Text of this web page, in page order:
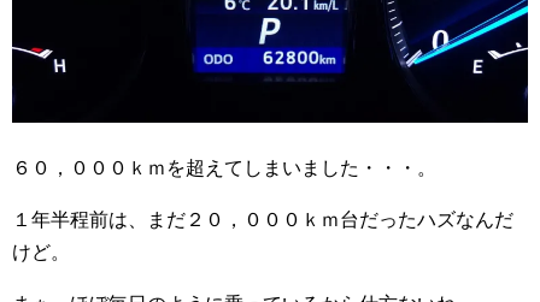
６０，０００ｋｍを超えてしまいました・・・。
１年半程前は、まだ２０，０００ｋｍ台だったハズなんだ
けど。